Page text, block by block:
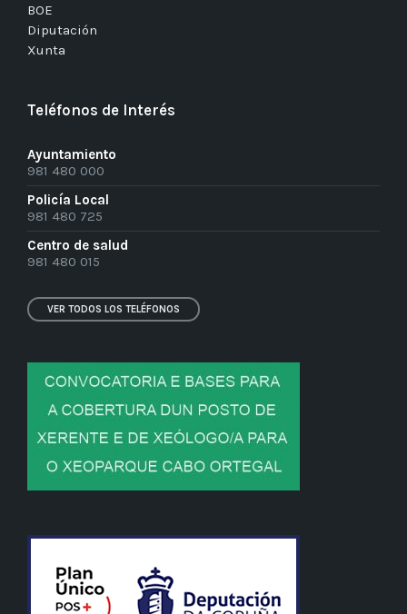
BOE
Diputación
Xunta
Teléfonos de Interés
Ayuntamiento
981 480 000
Policía Local
981 480 725
Centro de salud
981 480 015
VER TODOS LOS TELÉFONOS